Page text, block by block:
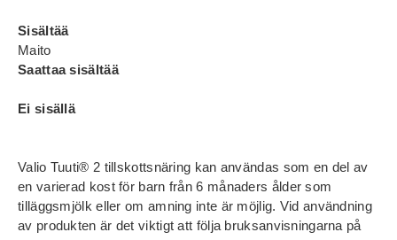
Sisältää
Maito
Saattaa sisältää
Ei sisällä
Valio Tuuti® 2 tillskottsnäring kan användas som en del av
en varierad kost för barn från 6 månaders ålder som
tilläggsmjölk eller om amning inte är möjlig. Vid användning
av produkten är det viktigt att följa bruksanvisningarna på